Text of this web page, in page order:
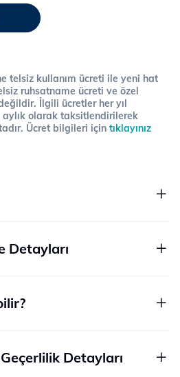
telsiz kullanım ücreti ile yeni hat
ruhsatname ücreti ve özel
İlgili ücretler her yıl
olarak taksitlendirilerek
Ücret bilgileri için tıklayınız
Detayları
Detayları